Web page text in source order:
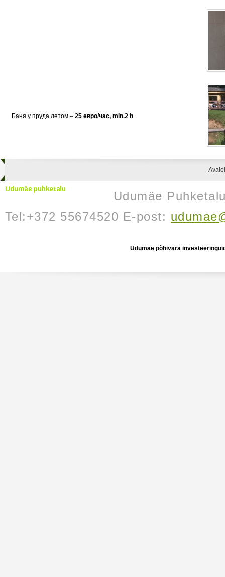
Баня у пруда летом – 25 евро/час, min.2 h
Udumäe
Tel:+372 55674520 E-post:
Udumäe põhivara